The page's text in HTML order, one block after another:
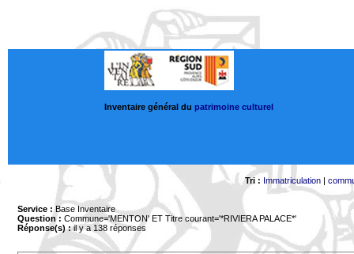
Inventaire général du patrimoine culturel
Tri : Immatriculation|
Service : Base Inventaire
Question : Commune='MENTON' ET Titre courant='*RIVIERA PALACE*'
Réponse(s) :il y a 138 réponses